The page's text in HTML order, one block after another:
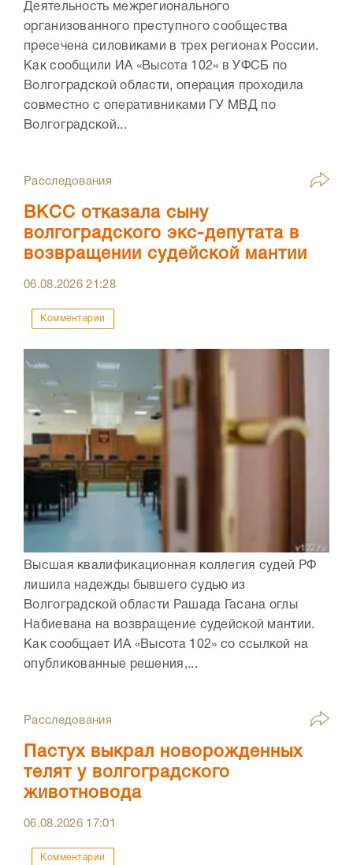
Деятельность межрегионального
организованного преступного сообщества
пресечена силовиками в трех регионах России.
Как сообщили ИА «Высота 102» в УФСБ по
Волгоградской области, операция проходила
совместно с оперативниками ГУ МВД по
Волгоградской...
Расследования
ВКСС отказала сыну
волгоградского экс-депутата в
возвращении судейской мантии
06.08.202621:28
Комментарии
Высшая квалификационная коллегия судей РФ
лишила надежды бывшего судью из
Волгоградской области Рашада Гасана оглы
Набиевана на возвращение судейской мантии.
Как сообщает ИА «Высота 102» со ссылкой на
опубликованные решения,...
Расследования
Пастух выкрал новорожденных
телят у волгоградского
животновода
06.08.2026 17:01
Комментарии